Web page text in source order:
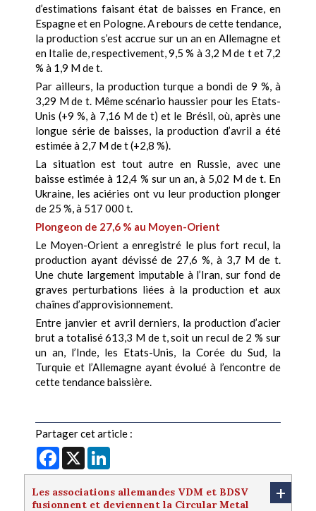
d’estimations faisant état de baisses en France, en
Espagne et en Pologne. A rebours de cette tendance,
la production s’est accrue sur un an en Allemagne et
en Italie de, respectivement, 9,5 % à 3,2 M de t et 7,2
% à 1,9 M de t.
Par ailleurs, la production turque a bondi de 9 %, à
3,29 M de t. Même scénario haussier pour les Etats-
Unis (+9 %, à 7,16 M de t) et le Brésil, où, après une
longue série de baisses, la production d’avril a été
estimée à 2,7 M de t (+2,8 %).
La situation est tout autre en Russie, avec une
baisse estimée à 12,4 % sur un an, à 5,02 M de t. En
Ukraine, les aciéries ont vu leur production plonger
de 25 %, à 517 000 t.
Plongeon de 27,6 % au Moyen-Orient
Le Moyen-Orient a enregistré le plus fort recul, la
production ayant dévissé de 27,6 %, à 3,7 M de t.
Une chute largement imputable à l’Iran, sur fond de
graves perturbations liées à la production et aux
chaînes d’approvisionnement.
Entre janvier et avril derniers, la production d’acier
brut a totalisé 613,3 M de t, soit un recul de 2 % sur
un an, l’Inde, les Etats-Unis, la Corée du Sud, la
Turquie et l’Allemagne ayant évolué à l’encontre de
cette tendance baissière.
Partager cet article :
Facebook
X
Les associations allemandes VDM et BDSV
fusionnent et deviennent la Circular Metal
+